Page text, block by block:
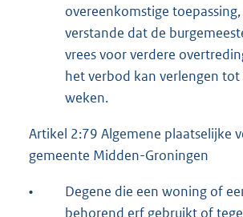
overeenkomstige
verstande dat de
vrees voor verdere
het verbod kan verlengen
weken.
Artikel 2:79 Algemene plaatselijke
gemeente Midden-Groningen
•
Degene die een woning of
behorend erf gebruikt of